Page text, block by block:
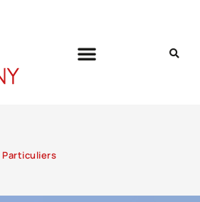
Particuliers